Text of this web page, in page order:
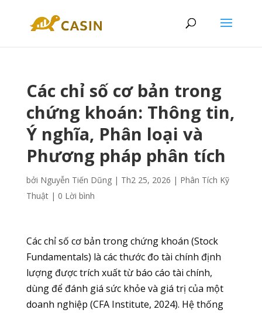
Các chỉ số cơ bản trong
chứng khoán: Thông tin,
Ý nghĩa, Phân loại và
Phương pháp phân tích
bởi Nguyễn Tiến Dũng| Th2 25, 2026 | Phân Tích Kỹ
Thuật| 0 Lời bình
Các chỉ số cơ bản trong chứng khoán (Stock
Fundamentals) là các thước đo tài chính định
lượng được trích xuất từ báo cáo tài chính,
dùng để đánh giá sức khỏe và giá trị của một
doanh nghiệp (CFA Institute, 2024). Hệ thống